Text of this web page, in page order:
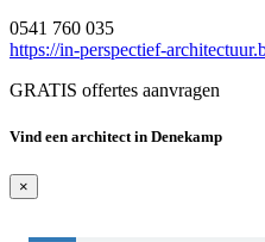
0541 760 035
https://in-perspectief-
GRATIS offertes aanvragen
Vind een architect in Denekamp
×